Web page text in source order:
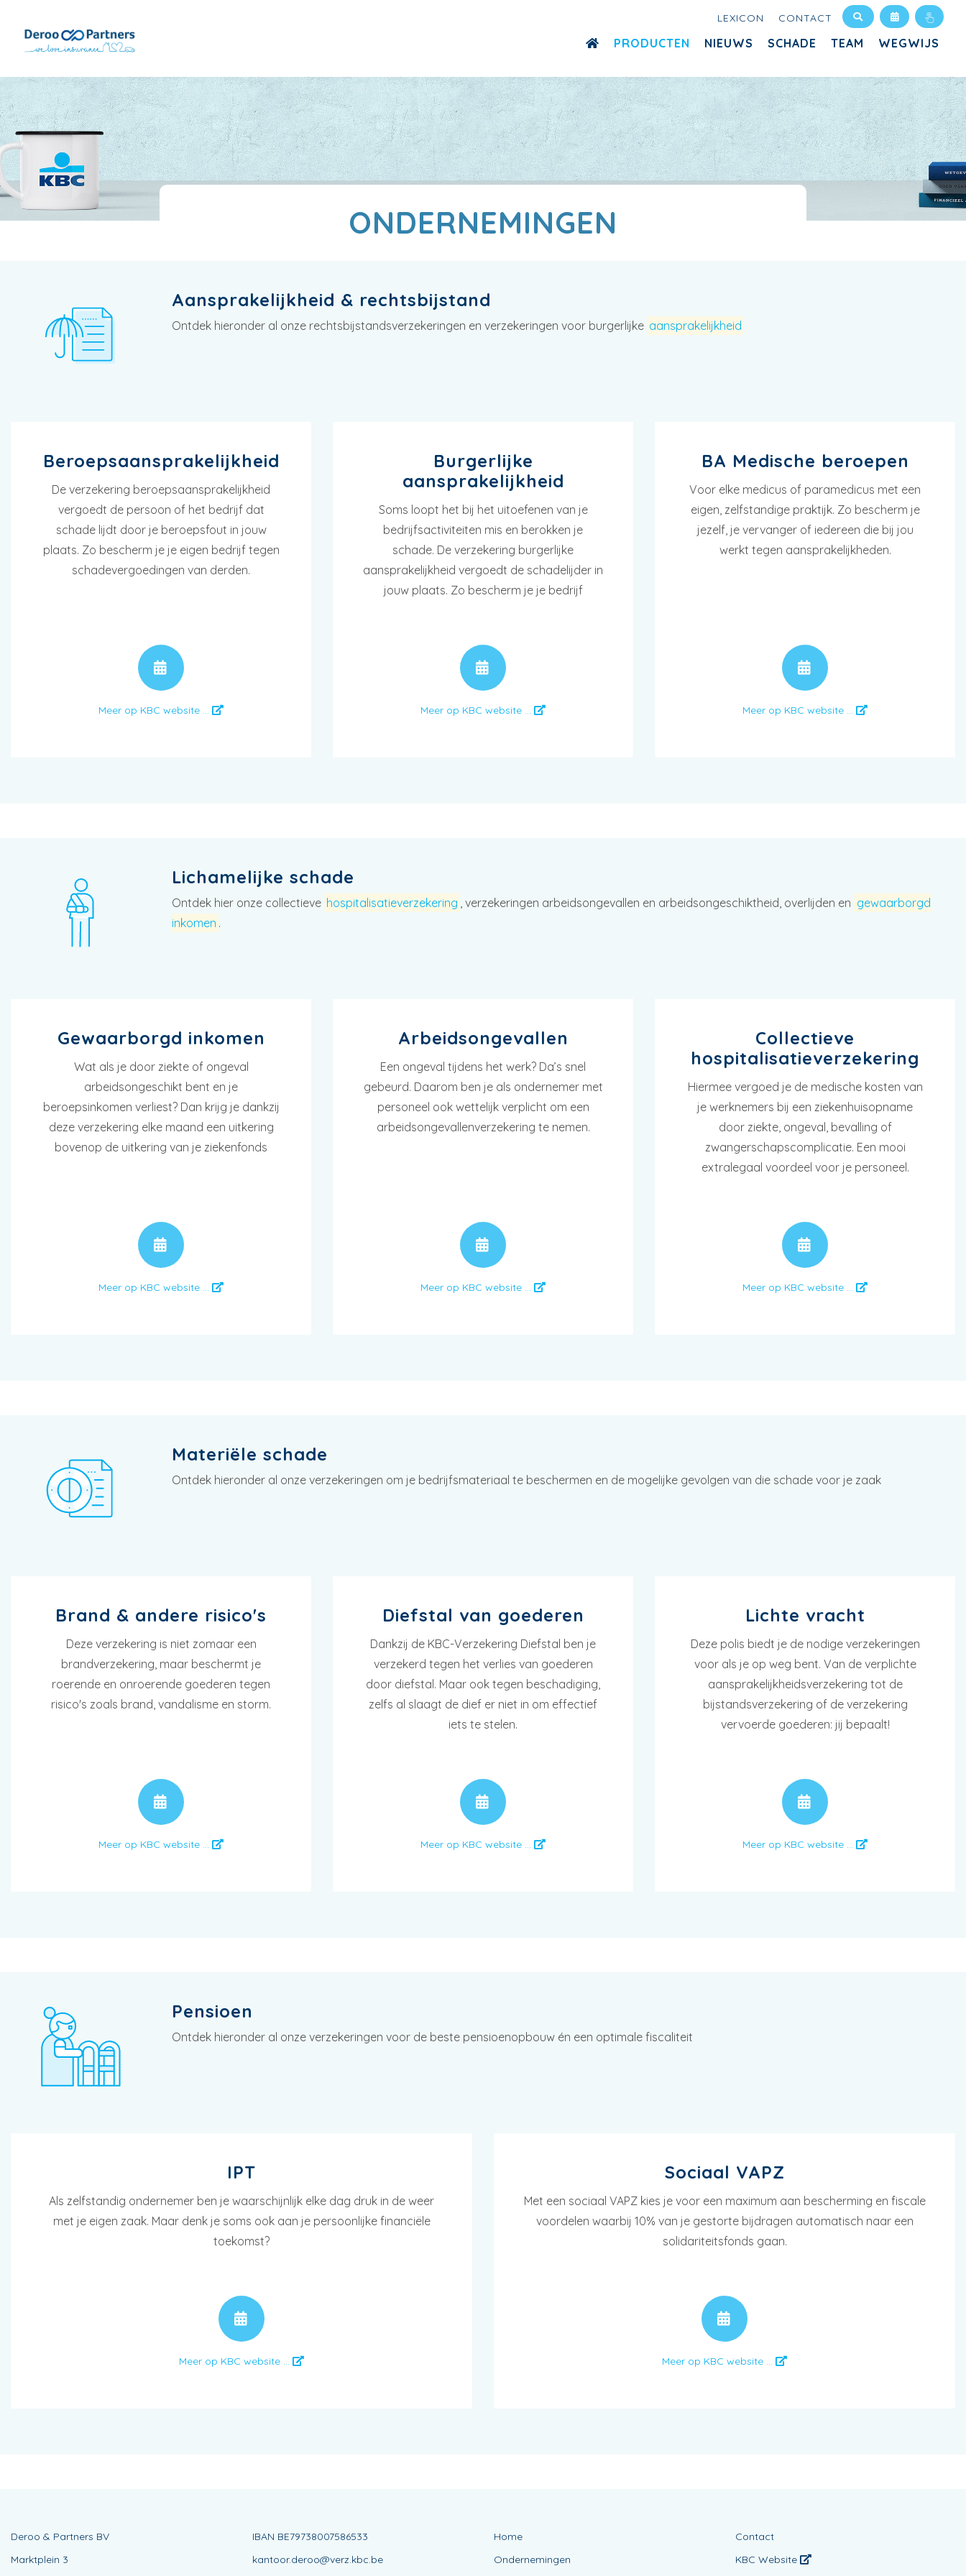
LEXICON CONTACT
PRODUCTEN NIEUWS SCHADE TEAM WEGWIJS
ONDERNEMINGEN
Aansprakelijkheid & rechtsbijstand
Ontdek hieronder al onze rechtsbijstandsverzekeringen en verzekeringen voor burgerlijke aansprakelijkheid
Beroepsaansprakelijkheid
De verzekering beroepsaansprakelijkheid
vergoedt de persoon of het bedrijf dat
schade lijdt door je beroepsfout in jouw
plaats. Zo bescherm je je eigen bedrijf tegen
schadevergoedingen van derden.
Meer op KBC website ...
Burgerlijke
aansprakelijkheid
Soms loopt het bij het uitoefenen van je
bedrijfsactiviteiten mis en berokken je
schade. De verzekering burgerlijke
aansprakelijkheid vergoedt de schadelijder in
jouw plaats. Zo bescherm je je bedrijf
Meer op KBC website ...
BA Medische beroepen
Voor elke medicus of paramedicus met een
eigen, zelfstandige praktijk. Zo bescherm je
jezelf, je vervanger of iedereen die bij jou
werkt tegen aansprakelijkheden.
Meer op KBC website ...
Lichamelijke schade
Ontdek hier onze collectieve hospitalisatieverzekering , verzekeringen arbeidsongevallen en arbeidsongeschiktheid, overlijden en gewaarborgd
inkomen .
Gewaarborgd inkomen
Wat als je door ziekte of ongeval
arbeidsongeschikt bent en je
beroepsinkomen verliest? Dan krijg je dankzij
deze verzekering elke maand een uitkering
bovenop de uitkering van je ziekenfonds
Meer op KBC website ...
Arbeidsongevallen
Een ongeval tijdens het werk? Da’s snel
gebeurd. Daarom ben je als ondernemer met
personeel ook wettelijk verplicht om een
arbeidsongevallenverzekering te nemen.
Meer op KBC website ...
Collectieve
hospitalisatieverzekering
Hiermee vergoed je de medische kosten van
je werknemers bij een ziekenhuisopname
door ziekte, ongeval, bevalling of
zwangerschapscomplicatie. Een mooi
extralegaal voordeel voor je personeel.
Meer op KBC website ...
Materiële schade
Ontdek hieronder al onze verzekeringen om je bedrijfsmateriaal te beschermen en de mogelijke gevolgen van die schade voor je zaak
Brand & andere risico's
Deze verzekering is niet zomaar een
brandverzekering, maar beschermt je
roerende en onroerende goederen tegen
risico's zoals brand, vandalisme en storm.
Meer op KBC website ...
Diefstal van goederen
Dankzij de KBC-Verzekering Diefstal ben je
verzekerd tegen het verlies van goederen
door diefstal. Maar ook tegen beschadiging,
zelfs al slaagt de dief er niet in om effectief
iets te stelen.
Meer op KBC website ...
Lichte vracht
Deze polis biedt je de nodige verzekeringen
voor als je op weg bent. Van de verplichte
aansprakelijkheidsverzekering tot de
bijstandsverzekering of de verzekering
vervoerde goederen: jij bepaalt!
Meer op KBC website ...
Pensioen
Ontdek hieronder al onze verzekeringen voor de beste pensioenopbouw én een optimale fiscaliteit
IPT
Als zelfstandig ondernemer ben je waarschijnlijk elke dag druk in de weer
met je eigen zaak. Maar denk je soms ook aan je persoonlijke financiële
toekomst?
Meer op KBC website ...
Sociaal VAPZ
Met een sociaal VAPZ kies je voor een maximum aan bescherming en fiscale
voordelen waarbij 10% van je gestorte bijdragen automatisch naar een
solidariteitsfonds gaan.
Meer op KBC website ...
Deroo & Partners BV
Marktplein 3
IBAN BE79738007586533
kantoor.deroo@verz.kbc.be
Home
Ondernemingen
Contact
KBC Website